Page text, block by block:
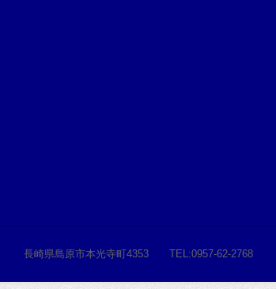
長崎県島原市本光寺町4353 TEL:0957-62-2768